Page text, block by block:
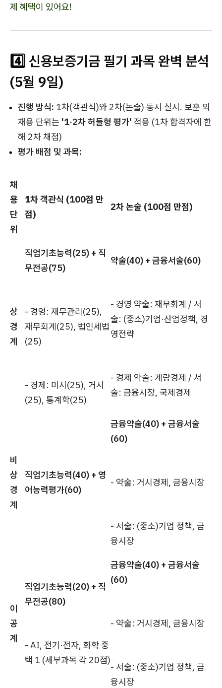
제 혜택이 있어요!
4️⃣ 신용보증기금 필기 과목 완벽 분석
(5월 9일)
진행 방식: 1차(객관식)와 2차(논술) 동시 실시. 보훈 외
채용 단위는 '1·2차 허들형 평가' 적용 (1차 합격자에 한
해 2차 채점)
평가 배점 및 과목:
채
용
단
위
1차 객관식 (100점 만
점)
2차 논술 (100점 만점)
상
경
계
직업기초능력(25) + 직
무전공(75)
- 경영: 재무관리(25),
재무회계(25), 법인세법
(25)
- 경제: 미시(25), 거시
(25), 통계학(25)
약술(40) + 금융서술(60)
- 경영 약술: 재무회계 / 서
술: (중소)기업·산업정책, 경
영전략
- 경제 약술: 계량경제 / 서
술: 금융시장, 국제경제
비
상
경
계
직업기초능력(40) + 영
어능력평가(60)
금융약술(40) + 금융서술
(60)
- 약술: 거시경제, 금융시장
- 서술: (중소)기업 정책, 금
융시장
이
공
계
직업기초능력(20) + 직
무전공(80)
- AI, 전기·전자, 화학 중
택 1 (세부과목 각 20점)
금융약술(40) + 금융서술
(60)
- 약술: 거시경제, 금융시장
- 서술: (중소)기업 정책, 금
융시장